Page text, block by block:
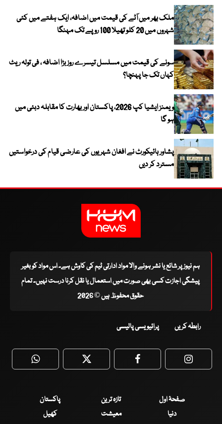
ملک بھر میں آٹے کی قیمت میں اضافہ، ایک ہفتے میں کئی
شہروں میں 20 کلو تھیلا 100 روپے تک مہنگا
سونے کی قیمت میں مسلسل تیسرے روز بڑا اضافہ ، فی تولہ ریٹ
کہاں تک جا پہنچا؟
ویمنز ایشیا کپ 2026، پاکستان اور بھارت کا مقابلہ دبئی میں
ہو گا
پشاور ہائیکورٹ نے افغان شہریوں کی عارضی قیام کی درخواستیں
مسترد کر دیں
ہم نیوز پر شائع یا نشر ہونے والا مواد ادارتی ٹیم کی کاوش ہے۔ اس مواد کو بغیر
پیشگی اجازت کسی بھی صورت میں استعمال یا نقل کرنا درست نہیں۔ تمام
حقوق محفوظ ہیں © 2026
رابطہ کریں پرائیویسی پالیسی
WhatsApp Twitter Facebook
صفحۂ اول تازہ ترین
پاکستان
دنیا
معیشت
کھیل